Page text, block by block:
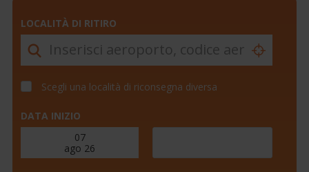
LOCALITÀ DI RITIRO
Scegli una località di riconsegna diversa
DATA INIZIO